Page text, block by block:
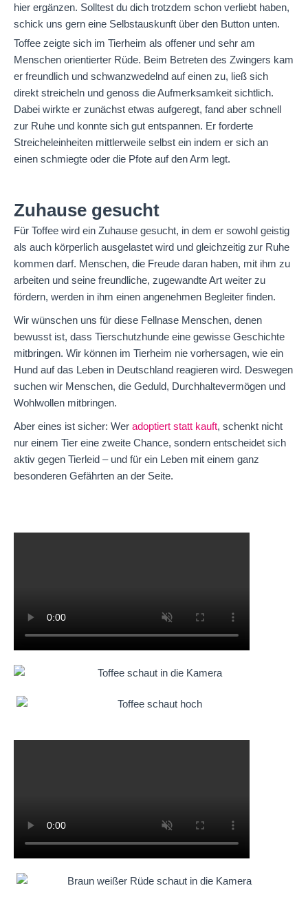
hier ergänzen. Solltest du dich trotzdem schon verliebt haben,
schick uns gern eine Selbstauskunft über den Button unten.
Toffee zeigte sich im Tierheim als offener und sehr am
Menschen orientierter Rüde. Beim Betreten des Zwingers kam
er freundlich und schwanzwedelnd auf einen zu, ließ sich
direkt streicheln und genoss die Aufmerksamkeit sichtlich.
Dabei wirkte er zunächst etwas aufgeregt, fand aber schnell
zur Ruhe und konnte sich gut entspannen. Er forderte
Streicheleinheiten mittlerweile selbst ein indem er sich an
einen schmiegte oder die Pfote auf den Arm legt.
Zuhause gesucht
Für Toffee wird ein Zuhause gesucht, in dem er sowohl geistig
als auch körperlich ausgelastet wird und gleichzeitig zur Ruhe
kommen darf. Menschen, die Freude daran haben, mit ihm zu
arbeiten und seine freundliche, zugewandte Art weiter zu
fördern, werden in ihm einen angenehmen Begleiter finden.
Wir wünschen uns für diese Fellnase Menschen, denen
bewusst ist, dass Tierschutzhunde eine gewisse Geschichte
mitbringen. Wir können im Tierheim nie vorhersagen, wie ein
Hund auf das Leben in Deutschland reagieren wird. Deswegen
suchen wir Menschen, die Geduld, Durchhaltevermögen und
Wohlwollen mitbringen.
Aber eines ist sicher: Wer adoptiert statt kauft, schenkt nicht
nur einem Tier eine zweite Chance, sondern entscheidet sich
aktiv gegen Tierleid – und für ein Leben mit einem ganz
besonderen Gefährten an der Seite.